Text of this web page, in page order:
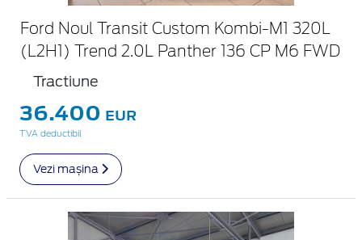
Ford Noul Transit Custom Kombi-M1 320L
(L2H1) Trend 2.0L Panther 136 CP M6 FWD
Tractiune
36.400 EUR
TVA deductibil
Vezi mașina